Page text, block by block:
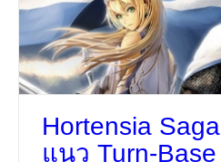
Hortensia
แนว Turn-